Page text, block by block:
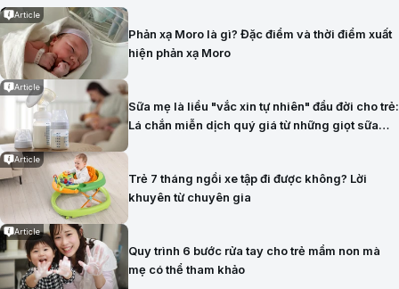
Article
Phản xạ Moro là gì? Đặc điểm và thời điểm xuất
hiện phản xạ Moro
Article
Sữa mẹ là liều "vắc xin tự nhiên" đầu đời cho trẻ:
Lá chắn miễn dịch quý giá từ những giọt sữa
Article
Trẻ 7 tháng ngồi xe tập đi được không? Lời
khuyên từ chuyên gia
Article
Quy trình 6 bước rửa tay cho trẻ mầm non mà
mẹ có thể tham khảo